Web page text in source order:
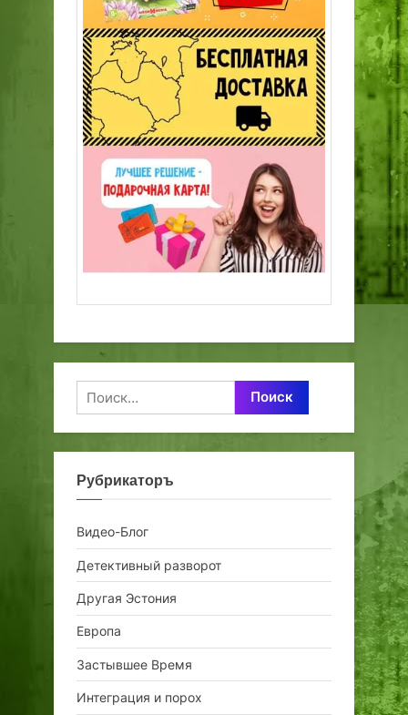
Найти:
Рубрикаторъ
Видео-Блог
Детективный разворот
Другая Эстония
Европа
Застывшее Время
Интеграция и порох